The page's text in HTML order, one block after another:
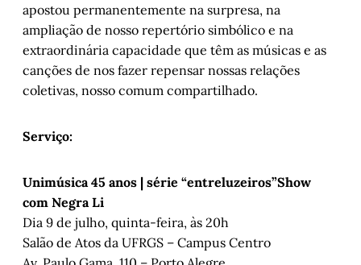
apostou permanentemente na surpresa, na
ampliação de nosso repertório simbólico e na
extraordinária capacidade que têm as músicas e as
canções de nos fazer repensar nossas relações
coletivas, nosso comum compartilhado.
Serviço:
Unimúsica 45 anos | série “entreluzeiros”Show
com Negra Li
Dia 9 de julho, quinta-feira, às 20h
Salão de Atos da UFRGS – Campus Centro